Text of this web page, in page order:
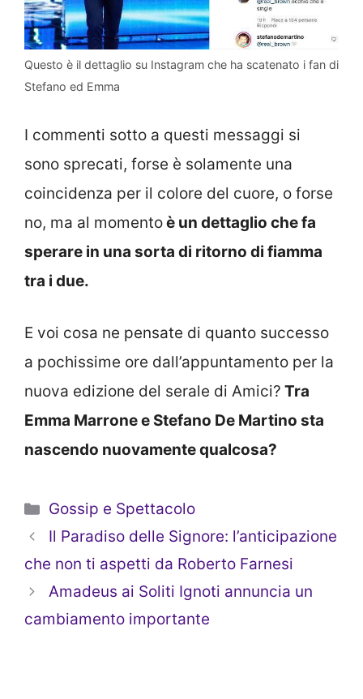
Questo è il dettaglio su Instagram che ha scatenato i fan di
Stefano ed Emma
I commenti sotto a questi messaggi si
sono sprecati, forse è solamente una
coincidenza per il colore del cuore, o forse
no, ma al momentoè un dettaglio che fa
sperare in una sorta di ritorno di fiamma
tra i due.
E voi cosa ne pensate di quanto successo
a pochissime ore dall’appuntamento per la
nuova edizione del serale di Amici? Tra
Emma Marrone e Stefano De Martino sta
nascendo nuovamente qualcosa?
Categorie
Gossip e Spettacolo
Il Paradiso delle Signore: l’anticipazione
che non ti aspetti da Roberto Farnesi
Amadeus ai Soliti Ignoti annuncia un
cambiamento importante